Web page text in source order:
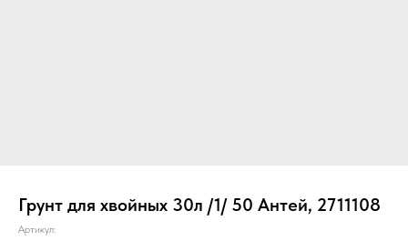
Грунт для хвойных 30л /1/ 50 Антей, 2711108
Артикул: